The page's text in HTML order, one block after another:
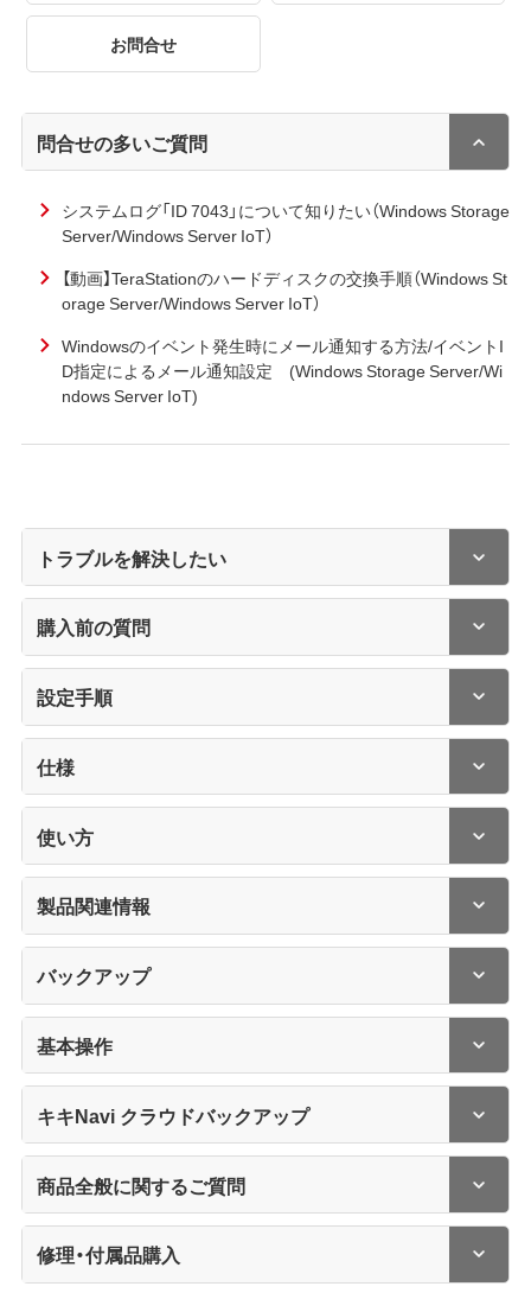
お問合せ
問合せの多いご質問
システムログ「ID 7043」について知りたい（Windows Storage
Server/Windows Server IoT）
【動画】TeraStationのハードディスクの交換手順（Windows St
orage Server/Windows Server IoT）
Windowsのイベント発生時にメール通知する方法/イベントI
D指定によるメール通知設定 (Windows Storage Server/Wi
ndows Server IoT)
トラブルを解決したい
購入前の質問
設定手順
仕様
使い方
製品関連情報
バックアップ
基本操作
キキNavi クラウドバックアップ
商品全般に関するご質問
修理・付属品購入